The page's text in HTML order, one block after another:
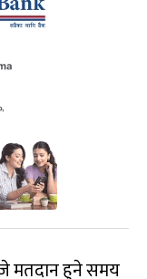
मतदान हुने समय